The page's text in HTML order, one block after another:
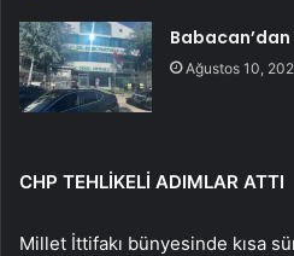
Ağustos 10,
CHP TEHLİKELİ ADIMLAR ATTI
Millet İttifakı bünyesinde kısa